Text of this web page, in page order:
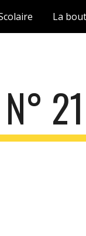
Skip to La
21